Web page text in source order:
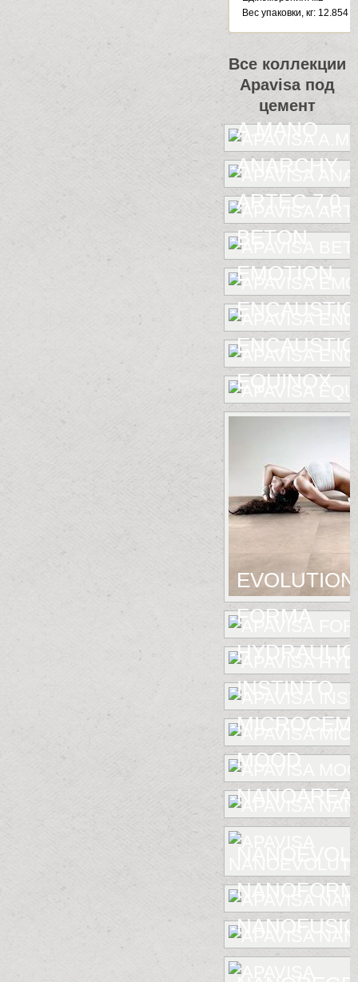
Веc упаковки, кг: 12.854
Все коллекции
Apavisa под
цемент
A.MANO
ANARCHY
ARTEC 7.0
BETON
EMOTION
ENCAUSTIC
EQUINOX
EVOLUTION
FORMA
HYDRAULIC
INSTINTO
MOOD
NANOAREA